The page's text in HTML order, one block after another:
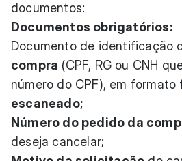
documentos:
Documentos obrigatórios:
Documento de identificação
compra (CPF, RG ou CNH
número do CPF), em formato
escaneado;
Número do pedido da
deseja cancelar;